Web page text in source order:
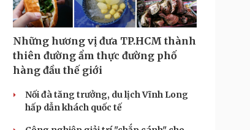
Những hương vị đưa TP.HCM thành
thiên đường ẩm thực đường phố
hàng đầu thế giới
Nối đà tăng trưởng, du lịch Vĩnh Long
hấp dẫn khách quốc tế